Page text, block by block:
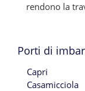
rendono la
Porti di
Capri
Casamicciola